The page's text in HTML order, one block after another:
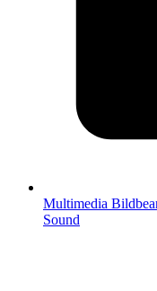
Multimedia
Sound